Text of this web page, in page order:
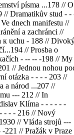
písma ...178 // O
// Dramatikův stud - -
dnech manifestu //
a zachránci //
к uchu - 188 //
// Prosba o
- -- -- -198 // My
// Jednou nohou
otázka - - - - 203 //
a národ ...207 //
--- 212 // In
Klíma - - - - - -
- - - 216 // Nový
// Vláda strojů ---
221 // Pražák v Praze